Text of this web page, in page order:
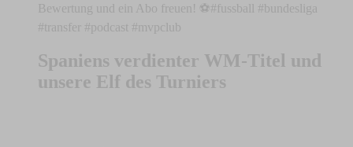
Bewertung und ein Abo freuen! ⚽️#fussball #bundesliga
#transfer #podcast #mvpclub
Spaniens verdienter WM-Titel und
unsere Elf des Turniers